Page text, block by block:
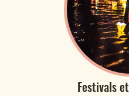
Festivals